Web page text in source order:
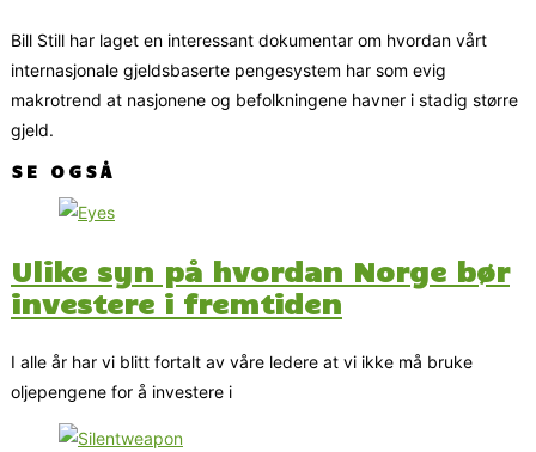
Bill Still har laget en interessant dokumentar om hvordan vårt
internasjonale gjeldsbaserte pengesystem har som evig
makrotrend at nasjonene og befolkningene havner i stadig større
gjeld.
SE OGSÅ
Ulike syn på hvordan Norge bør
investere i fremtiden
I alle år har vi blitt fortalt av våre ledere at vi ikke må bruke
oljepengene for å investere i